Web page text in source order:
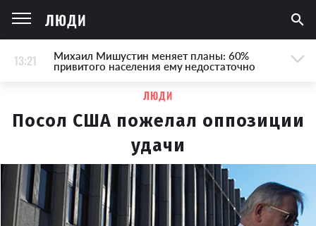
ЛЮДИ
13:21 Михаил Мишустин меняет планы: 60%
привитого населения ему недостаточно
ЛЮДИ
Посол США пожелал оппозиции
удачи